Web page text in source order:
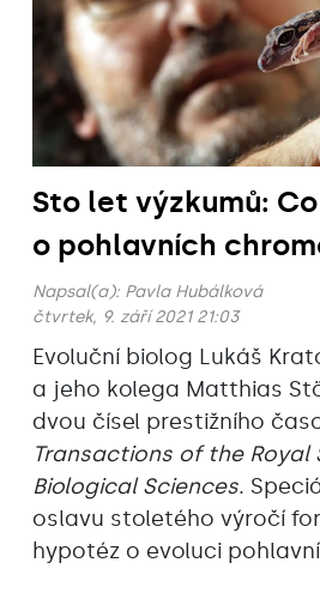
Sto let výzkumů:
o pohlavních
Napsal(a): Pavla Hubálková
čtvrtek, 9. září 2021 21:03
Evoluční biolog Lukáš
a jeho kolega Matthias
dvou čísel prestižního
Transactions of the Royal
Biological Sciences.
oslavu stoletého výročí
hypotéz o evoluci